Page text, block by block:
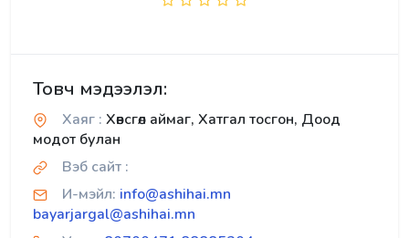
Товч мэдээлэл:
Хаяг : Хөвсгөл аймаг, Хатгал тосгон, Доод
модот булан
Вэб сайт :
И-мэйл: info@ashihai.mn
bayarjargal@ashihai.mn